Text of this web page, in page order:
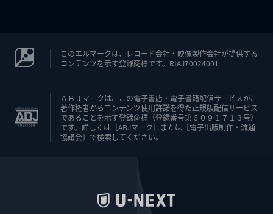
このエルマークは、レコード会社・映像製作会社が提供する
コンテンツを示す登録商標です。RIAJ70024001
ＡＢＪマークは、この電子書店・電子書籍配信サービスが、
著作権者からコンテンツ使用許諾を得た正規版配信サービス
であることを示す登録商標（登録番号第６０９１７１３号）
です。詳しくは［ABJマーク］または［電子出版制作・流通
協議会］で検索してください。